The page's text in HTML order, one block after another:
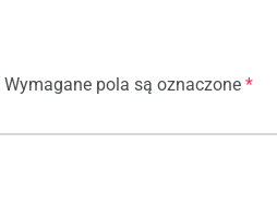
Wymagane pola są oznaczone *